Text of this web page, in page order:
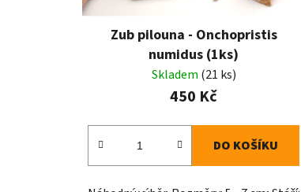
Zub pilouna - Onchopristis
numidus (1ks)
Skladem (21 ks)
450 Kč
DO KOŠÍKU